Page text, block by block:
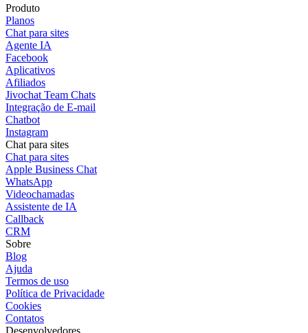
Produto
Planos
Chat para sites
Agente IA
Facebook
Aplicativos
Afiliados
Jivochat Team Chats
Integração de E-mail
Chatbot
Instagram
Chat para sites
Chat para sites
Apple Business Chat
WhatsApp
Videochamadas
Assistente de IA
Callback
CRM
Sobre
Blog
Ajuda
Termos de uso
Política de Privacidade
Cookies
Contatos